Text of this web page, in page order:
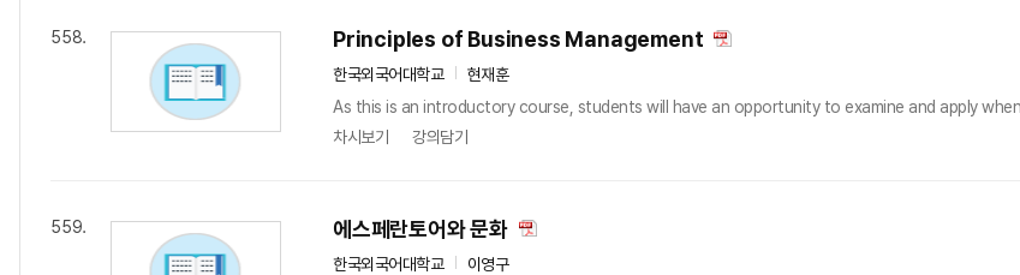
558. Principles of Business Management
한국외국어대학교
현재훈
As this is an introductory course, students will have an opportunity to examine and apply
차시보기
강의담기
559. 에스페란토어와 문화
한국외국어대학교
이영구